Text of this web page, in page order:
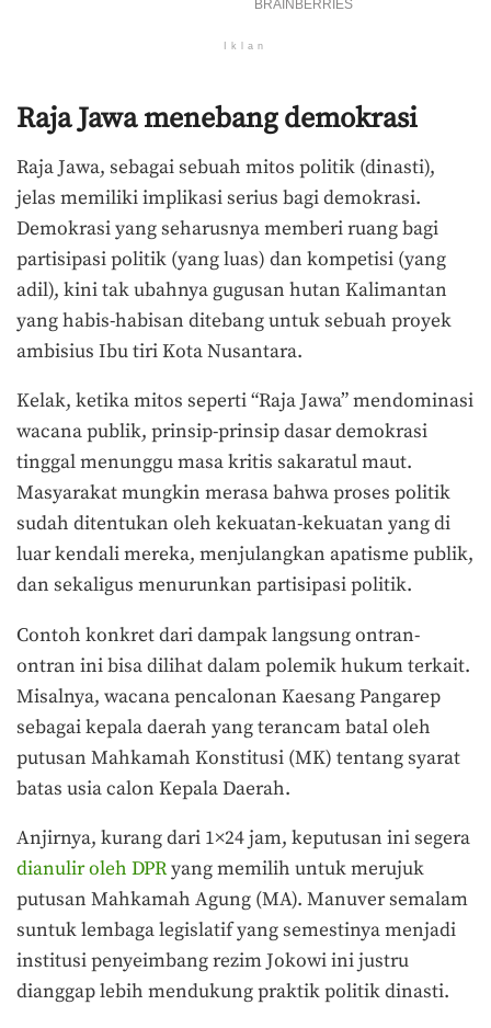
Iklan
Raja Jawa menebang demokrasi
Raja Jawa, sebagai sebuah mitos politik (dinasti),
jelas memiliki implikasi serius bagi demokrasi.
Demokrasi yang seharusnya memberi ruang bagi
partisipasi politik (yang luas) dan kompetisi (yang
adil), kini tak ubahnya gugusan hutan Kalimantan
yang habis-habisan ditebang untuk sebuah proyek
ambisius Ibu tiri Kota Nusantara.
Kelak, ketika mitos seperti “Raja Jawa” mendominasi
wacana publik, prinsip-prinsip dasar demokrasi
tinggal menunggu masa kritis sakaratul maut.
Masyarakat mungkin merasa bahwa proses politik
sudah ditentukan oleh kekuatan-kekuatan yang di
luar kendali mereka, menjulangkan apatisme publik,
dan sekaligus menurunkan partisipasi politik.
Contoh konkret dari dampak langsung ontran-
ontran ini bisa dilihat dalam polemik hukum terkait.
Misalnya, wacana pencalonan Kaesang Pangarep
sebagai kepala daerah yang terancam batal oleh
putusan Mahkamah Konstitusi (MK) tentang syarat
batas usia calon Kepala Daerah.
Anjirnya, kurang dari 1×24 jam, keputusan ini segera
dianulir oleh DPRyang memilih untuk merujuk
putusan Mahkamah Agung (MA). Manuver semalam
suntuk lembaga legislatif yang semestinya menjadi
institusi penyeimbang rezim Jokowi ini justru
dianggap lebih mendukung praktik politik dinasti.